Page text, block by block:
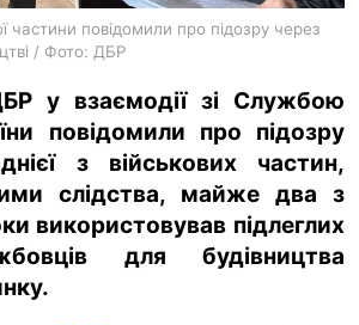
частини повідомили про підозру через
/ Фото: ДБР
у взаємодії зі Службою
повідомили про підозру
з військових частин,
слідства, майже два з
використовував підлеглих
для будівництва